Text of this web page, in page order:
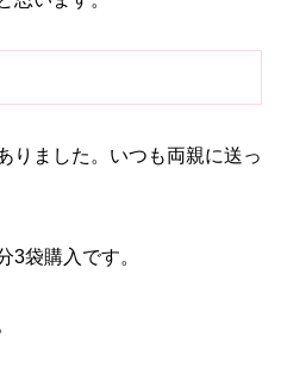
りました。いつも両親に送っ
3袋購入です。